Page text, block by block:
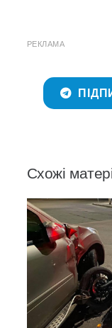
РЕКЛАМА
Схожі